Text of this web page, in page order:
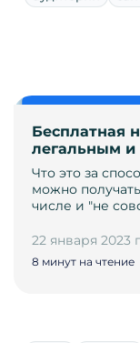
Бесплатная
легальным и
Что это за
можно
числе и "не
22 января 2023
8 минут на чтение